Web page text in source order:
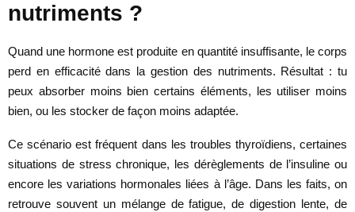
nutriments ?
Quand une hormone est produite en quantité insuffisante, le corps
perd en efficacité dans la gestion des nutriments. Résultat : tu
peux absorber moins bien certains éléments, les utiliser moins
bien, ou les stocker de façon moins adaptée.
Ce scénario est fréquent dans les troubles thyroïdiens, certaines
situations de stress chronique, les dérèglements de l’insuline ou
encore les variations hormonales liées à l’âge. Dans les faits, on
retrouve souvent un mélange de fatigue, de digestion lente, de